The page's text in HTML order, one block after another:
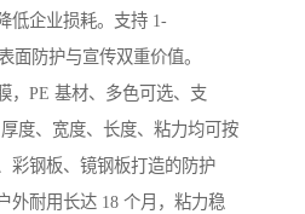
低企业损耗。支持 1-
面防护与宣传双重价值。
，PE 基材、多色可选、支
度、宽度、长度、粘力均可按
彩钢板、镜钢板打造的防护
外耐用长达 18 个月，粘力稳